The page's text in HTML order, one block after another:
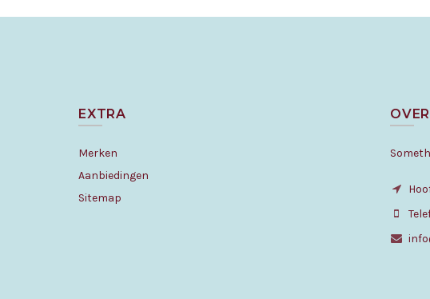
EXTRA
Merken
Aanbiedingen
Sitemap